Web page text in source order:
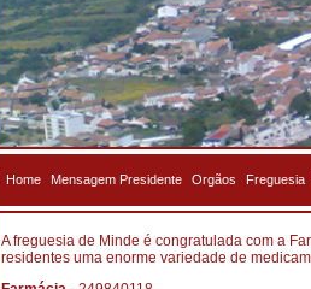
Home Mensagem Presidente Orgãos Freguesia
A freguesia de Minde é congratulada com a
residentes uma enorme variedade de